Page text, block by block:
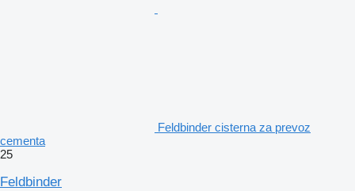
Feldbinder cisterna za prevoz
cementa
25
Feldbinder